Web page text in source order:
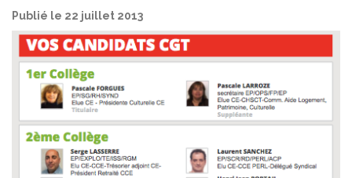
Publié le 22 juillet 2013